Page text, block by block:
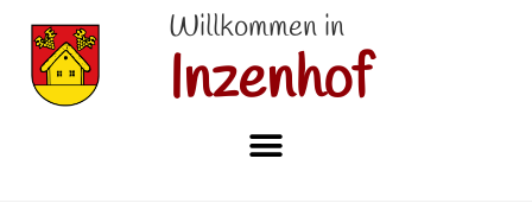
Willkommen in
Inzenhof